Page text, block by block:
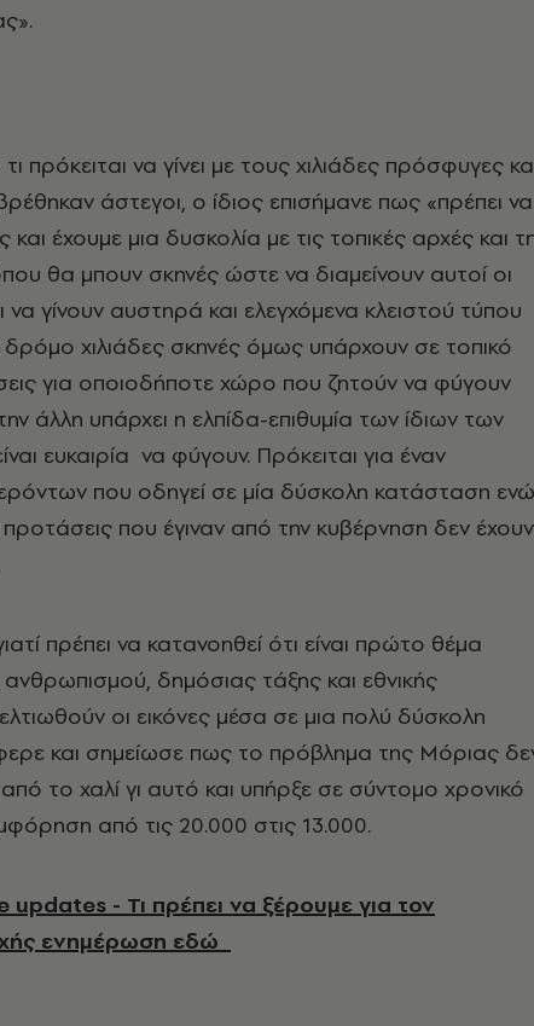
πρόκειται να γίνει με τους χιλιάδες πρόσφυγες
άστεγοι, ο ίδιος επισήμανε πως «πρέπει να
έχουμε μια δυσκολία με τις τοπικές αρχές και
θα μπουν σκηνές ώστε να διαμείνουν αυτοί οι
γίνουν αυστηρά και ελεγχόμενα κλειστού τύπου
δρόμο χιλιάδες σκηνές όμως υπάρχουν σε τοπικό
για οποιοδήποτε χώρο που ζητούν να φύγουν
άλλη υπάρχει η ελπίδα-επιθυμία των ίδιων των
ευκαιρία να φύγουν. Πρόκειται για έναν
που οδηγεί σε μία δύσκολη κατάσταση ενώ
που έγιναν από την κυβέρνηση δεν έχουν
πρέπει να κατανοηθεί ότι είναι πρώτο θέμα
δημόσιας τάξης και εθνικής
οι εικόνες μέσα σε μια πολύ δύσκολη
και σημείωσε πως το πρόβλημα της Μόριας
το χαλί γι αυτό και υπήρξε σε σύντομο χρονικό
από τις 20.000 στις 13.000.
- Τι πρέπει να ξέρουμε για τον
ενημέρωση εδώ